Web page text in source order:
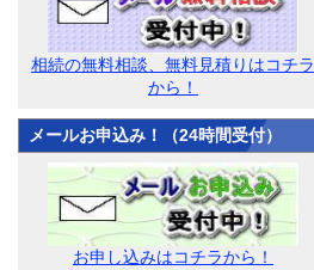
相続の無料相談、無料見積りはコチラ
から！
メールお申込み！（24時間受付）
お申し込みはコチラから！